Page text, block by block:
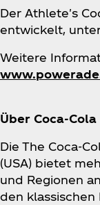
Der Athlete's
entwickelt,
Weitere
Über Coca‑Cola
Die The
(USA) bietet
und Regionen
den klassischen